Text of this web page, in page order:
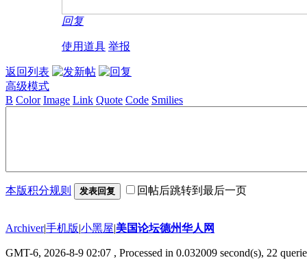
回复
使用道具 举报
返回列表
高级模式
B Color Image Link Quote Code Smilies
本版积分规则 发表回复 回帖后跳转到最后一页
Archiver|手机版|小黑屋|美国论坛德州华人网
GMT-6, 2026-8-9 02:07 , Processed in 0.032009 second(s), 22